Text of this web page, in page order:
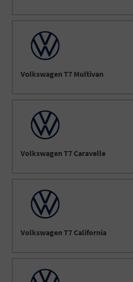
Volkswagen T7 Multivan
Volkswagen T7 Caravelle
Volkswagen T7 California